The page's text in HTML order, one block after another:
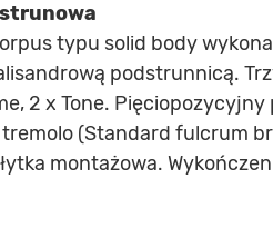
typu solid body
podstrunnicą.
2 x Tone. Pięciopozycyjny
(Standard fulcrum
montażowa.